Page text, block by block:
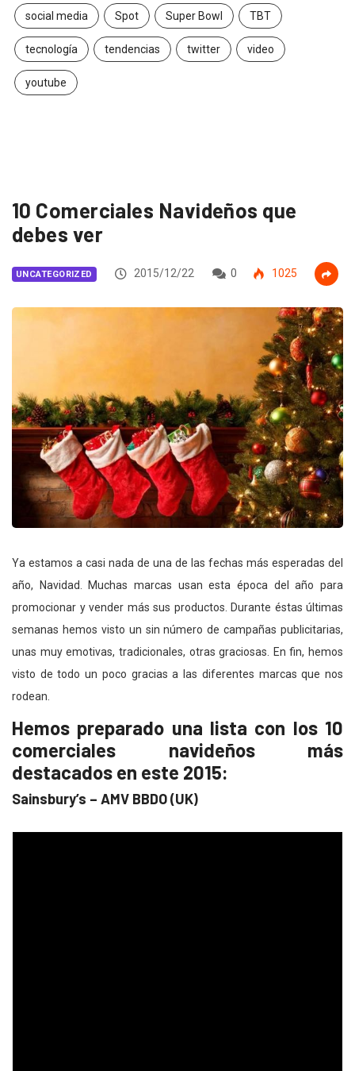
social media Spot Super Bowl TBT
tecnología tendencias twitter video
youtube
10 Comerciales Navideños que
debes ver
UNCATEGORIZED 2015/12/22 0 1025
Ya estamos a casi nada de una de las fechas más esperadas del
año, Navidad. Muchas marcas usan esta época del año para
promocionar y vender más sus productos. Durante éstas últimas
semanas hemos visto un sin número de campañas publicitarias,
unas muy emotivas, tradicionales, otras graciosas. En fin, hemos
visto de todo un poco gracias a las diferentes marcas que nos
rodean.
Hemos preparado una lista con los 10
comerciales navideños más
destacados en este 2015:
Sainsbury’s – AMV BBDO (UK)